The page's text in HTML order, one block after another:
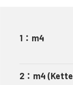
1 ： m4
2 ： m4